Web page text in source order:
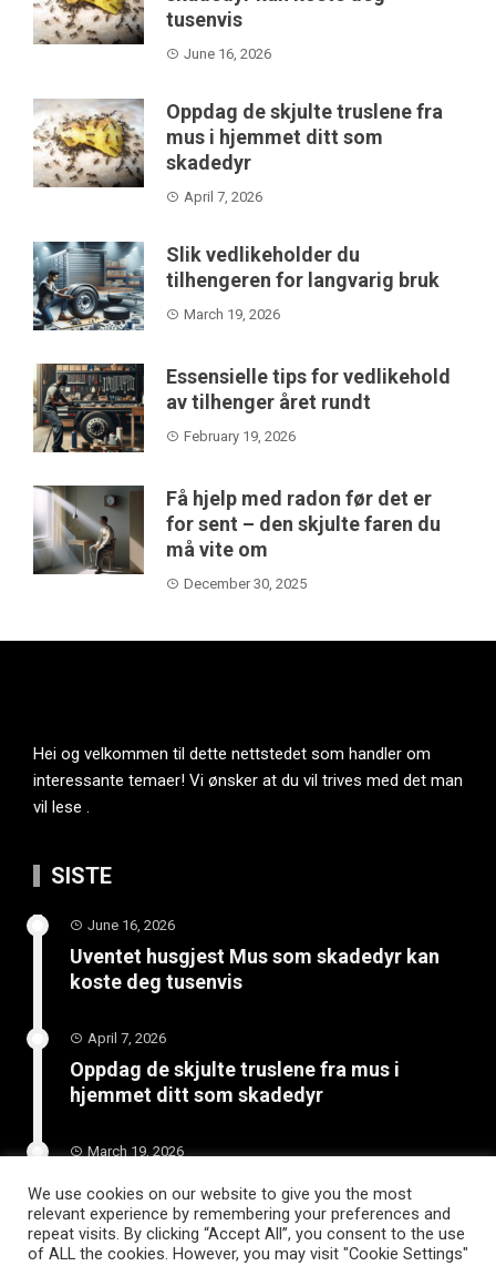
tusenvis
June 16, 2026
Oppdag de skjulte truslene fra
mus i hjemmet ditt som
skadedyr
April 7, 2026
Slik vedlikeholder du
tilhengeren for langvarig bruk
March 19, 2026
Essensielle tips for vedlikehold
av tilhenger året rundt
February 19, 2026
Få hjelp med radon før det er
for sent – den skjulte faren du
må vite om
December 30, 2025
Hei og velkommen til dette nettstedet som handler om
interessante temaer! Vi ønsker at du vil trives med det man
vil lese .
SISTE
June 16, 2026
Uventet husgjest Mus som skadedyr kan
koste deg tusenvis
April 7, 2026
Oppdag de skjulte truslene fra mus i
hjemmet ditt som skadedyr
March 19, 2026
Slik vedlikeholder du tilhengeren for
langvarig bruk
We use cookies on our website to give you the most
relevant experience by remembering your preferences and
repeat visits. By clicking “Accept All”, you consent to the use
of ALL the cookies. However, you may visit "Cookie Settings"